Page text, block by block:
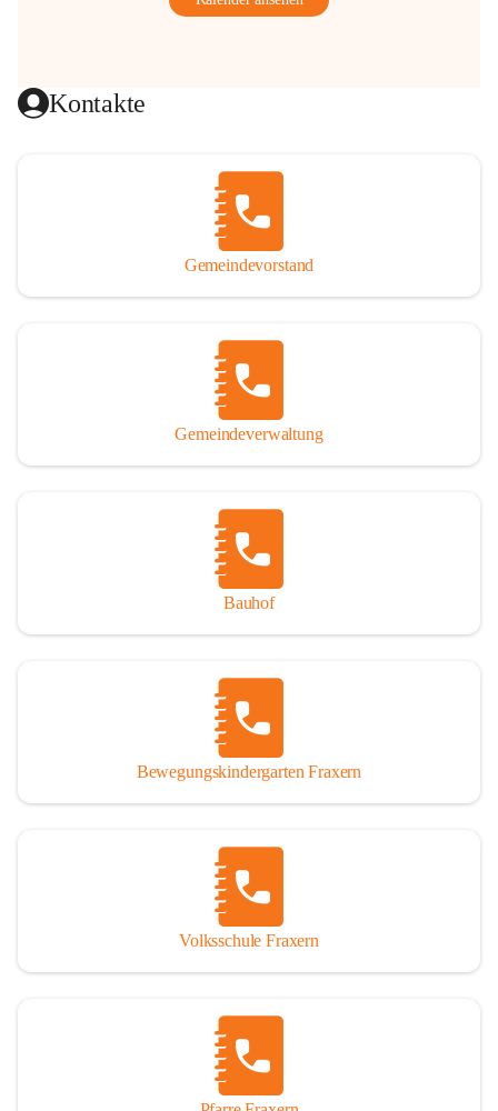
Kontakte
Gemeindevorstand
Gemeindeverwaltung
Bauhof
Bewegungskindergarten Fraxern
Volksschule Fraxern